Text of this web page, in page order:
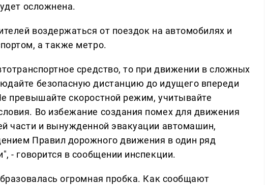
осложнена.
воздержаться от поездок на автомобилях и
а также метро.
средство, то при движении в сложных
безопасную дистанцию до идущего впереди
превышайте скоростной режим, учитывайте
Во избежание создания помех для движения
части и вынужденной эвакуации автомашин,
Правил дорожного движения в один ряд
- говорится в сообщении инспекции.
огромная пробка. Как сообщают